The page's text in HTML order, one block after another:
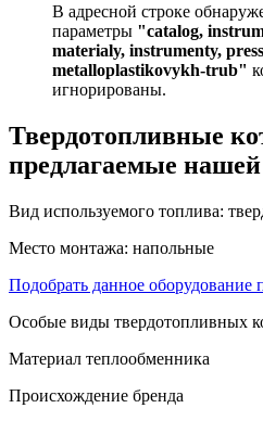
В адресной строке
параметры "catalog,
materialy, instrumenty,
metalloplastikovykh-trub"
игнорированы.
Твердотопливные
предлагаемые
Вид используемого топлива:
Место монтажа: напольные
Подобрать данное оборудование
Особые виды твердотопливных
Материал теплообменника
Происхождение бренда